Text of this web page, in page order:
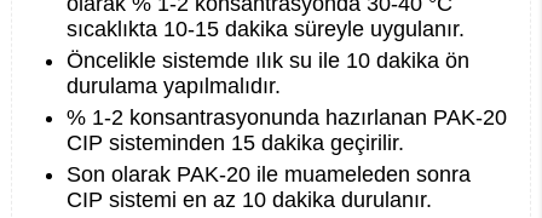
sıcaklıkta 10-15 dakika süreyle uygulanır.
Öncelikle sistemde ılık su ile 10 dakika ön
durulama yapılmalıdır.
% 1-2 konsantrasyonunda hazırlanan PAK-20
CIP sisteminden 15 dakika geçirilir.
Son olarak PAK-20 ile muameleden sonra
CIP sistemi en az 10 dakika durulanır.